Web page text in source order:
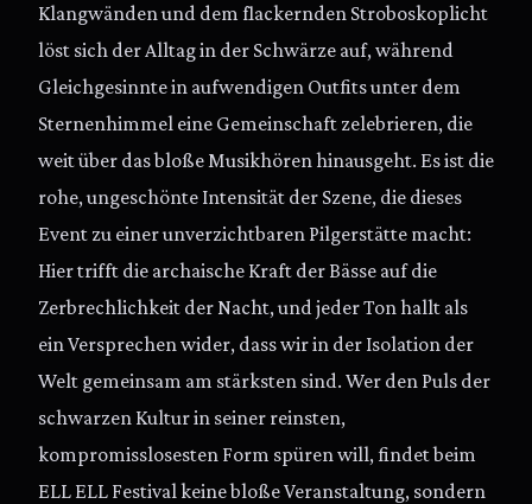
Klangwänden und dem flackernden Stroboskoplicht
löst sich der Alltag in der Schwärze auf, während
Gleichgesinnte in aufwendigen Outfits unter dem
Sternenhimmel eine Gemeinschaft zelebrieren, die
weit über das bloße Musikhören hinausgeht. Es ist die
rohe, ungeschönte Intensität der Szene, die dieses
Event zu einer unverzichtbaren Pilgerstätte macht:
Hier trifft die archaische Kraft der Bässe auf die
Zerbrechlichkeit der Nacht, und jeder Ton hallt als
ein Versprechen wider, dass wir in der Isolation der
Welt gemeinsam am stärksten sind. Wer den Puls der
schwarzen Kultur in seiner reinsten,
kompromisslosesten Form spüren will, findet beim
ELL ELL Festival keine bloße Veranstaltung, sondern